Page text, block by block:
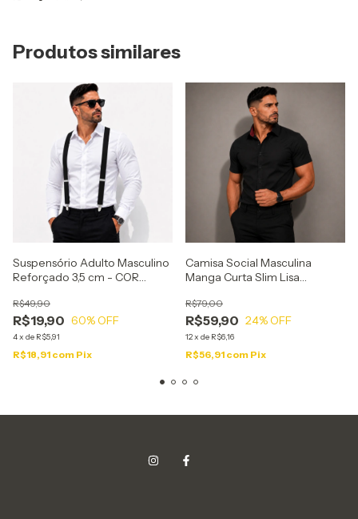
Produtos similares
Suspensório Adulto Masculino
Reforçado 3,5 cm - COR
R$19,90
R$49,90
60% OFF
4x de R$5,91
R$18,91 com Pix
Camisa Social Masculina
Manga Curta Slim Lisa
c/Marsala
R$59,90
R$79,00
24% OFF
12x de R$6,16
R$56,91 com Pix